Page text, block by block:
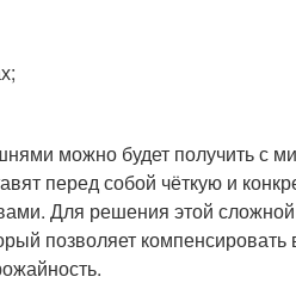
можно будет получить с
перед собой чёткую и
Для решения этой
позволяет